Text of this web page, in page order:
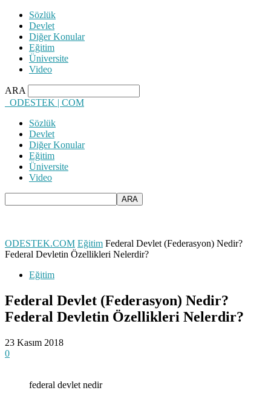
Sözlük
Devlet
Diğer Konular
Eğitim
Üniversite
Video
ARA
ODESTEK | COM
Sözlük
Devlet
Diğer Konular
Eğitim
Üniversite
Video
ODESTEK.COM Eğitim Federal Devlet (Federasyon) Nedir?
Federal Devletin Özellikleri Nelerdir?
Eğitim
Federal Devlet (Federasyon) Nedir?
Federal Devletin Özellikleri Nelerdir?
23 Kasım 2018
0
federal devlet nedir